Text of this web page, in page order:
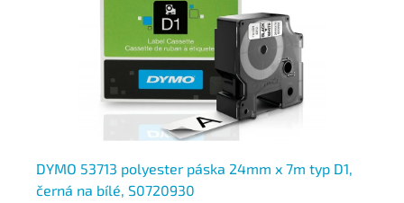
DYMO 53713 polyester páska 24mm x 7m typ D1,
černá na bílé, S0720930